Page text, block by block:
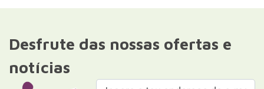
Desfrute das nossas ofertas e
notícias